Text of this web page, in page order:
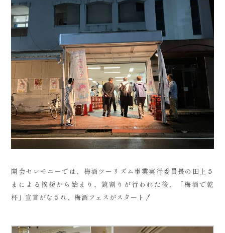
開会セレモニーでは、梅酒ツーリズム事業実行委員長の田上さ
まによる挨拶から始まり、鏡割りが行われた後、「梅酒で乾
杯」宣言がなされ、梅酒フェスがスタート！